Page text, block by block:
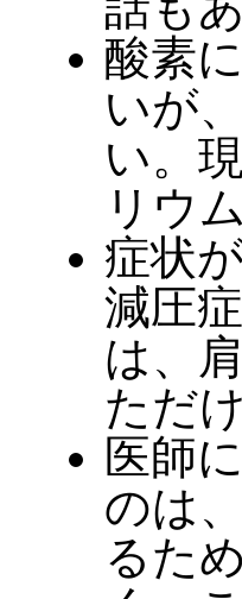
酸素
いが
い。
リウ
症状
減圧
は、
ただ
医師
のは
るた